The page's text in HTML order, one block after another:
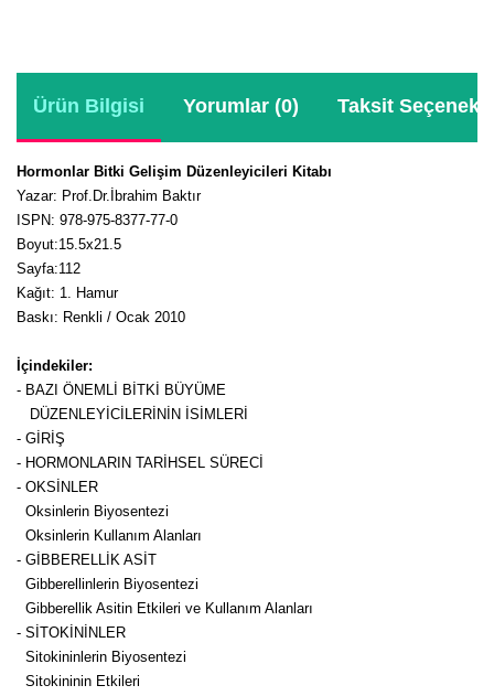
Ürün Bilgisi Yorumlar (0) Taksit
Hormonlar Bitki Gelişim Düzenleyicileri Kitabı
Yazar: Prof.Dr.İbrahim Baktır
ISPN: 978-975-8377-77-0
Boyut:15.5x21.5
Sayfa:112
Kağıt: 1. Hamur
Baskı: Renkli / Ocak 2010
İçindekiler:
- BA­ZI ÖNEM­Lİ BİT­Kİ BÜ­YÜ­ME
DÜ­ZEN­LE­Yİ­Cİ­LE­Rİ­NİN İSİM­LE­Rİ
- Gİ­RİŞ
- HOR­MON­LA­RIN TA­RİH­SEL SÜ­RE­Cİ
- OK­SİN­LER
Ok­sin­le­rin Bi­yo­sen­te­zi
Ok­sin­le­rin Kul­la­nım Alan­la­rı
- GİB­BE­REL­LİK ASİT
Gib­be­rel­lin­le­rin Bi­yo­sen­te­zi
Gib­be­rel­lik Asi­tin Et­ki­le­ri ve Kul­la­nım Alan­la­rı
- Sİ­TO­Kİ­NİN­LER
Si­to­ki­nin­le­rin Bi­yo­sen­te­zi
Si­to­ki­ni­nin Et­ki­le­ri